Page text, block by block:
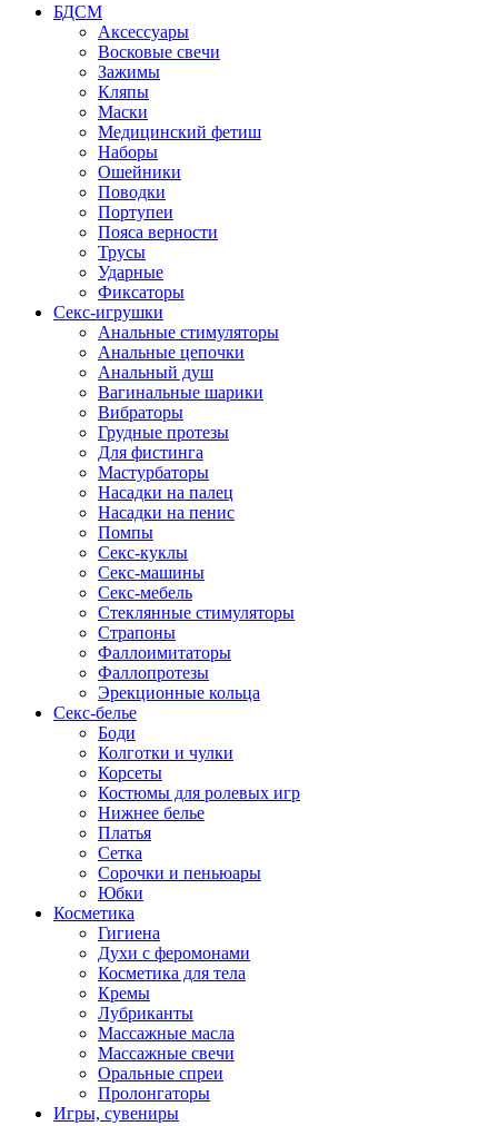
БДСМ
Аксессуары
Восковые свечи
Зажимы
Кляпы
Маски
Медицинский фетиш
Наборы
Ошейники
Поводки
Портупеи
Пояса верности
Трусы
Ударные
Фиксаторы
Секс-игрушки
Анальные стимуляторы
Анальные цепочки
Анальный душ
Вагинальные шарики
Вибраторы
Грудные протезы
Для фистинга
Мастурбаторы
Насадки на палец
Насадки на пенис
Помпы
Секс-куклы
Секс-машины
Секс-мебель
Стеклянные стимуляторы
Страпоны
Фаллоимитаторы
Фаллопротезы
Эрекционные кольца
Секс-белье
Боди
Колготки и чулки
Корсеты
Костюмы для ролевых игр
Нижнее белье
Платья
Сетка
Сорочки и пеньюары
Юбки
Косметика
Гигиена
Духи с феромонами
Косметика для тела
Кремы
Лубриканты
Массажные масла
Массажные свечи
Оральные спреи
Пролонгаторы
Игры, сувениры